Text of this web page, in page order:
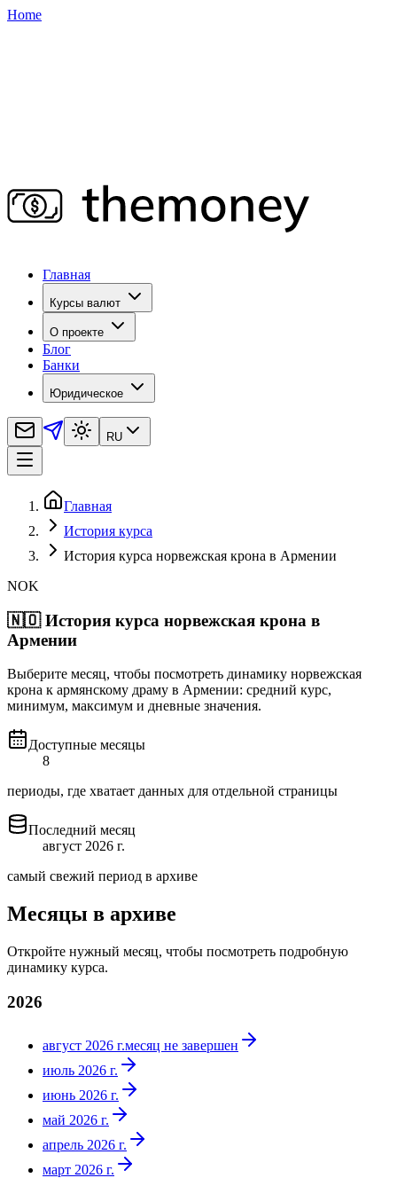
Home
Главная
Курсы валют
О проекте
Блог
Банки
Юридическое
RU
Главная
История курса
История курса норвежская крона в Армении
NOK
🇳🇴 История курса норвежская крона в
Армении
Выберите месяц, чтобы посмотреть динамику норвежская
крона к армянскому драму в Армении: средний курс,
минимум, максимум и дневные значения.
Доступные месяцы
8
периоды, где хватает данных для отдельной страницы
Последний месяц
август 2026 г.
самый свежий период в архиве
Месяцы в архиве
Откройте нужный месяц, чтобы посмотреть подробную
динамику курса.
2026
август 2026 г.месяц не завершен
июль 2026 г.
июнь 2026 г.
май 2026 г.
апрель 2026 г.
март 2026 г.